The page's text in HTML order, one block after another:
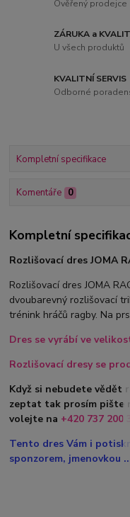
Ověřený prodejce
ZÁRUKA a
U všech produktů
KVALITNÍ SERVIS
Odborné
Kompletní specifikace
Komentáře 0
Kompletní
Rozlišovací dres JOMA
Rozlišovací dres JOMA
dvoubarevný rozlišovací
trénink hráčů ragby. Na
Dres se vyrábí ve
Rozlišovací dresy se
Když si nebudete vědět
zeptat tak prosím pište
volejte na +420 737 200
Tento dres Vám i
sponzorem, jmenovkou